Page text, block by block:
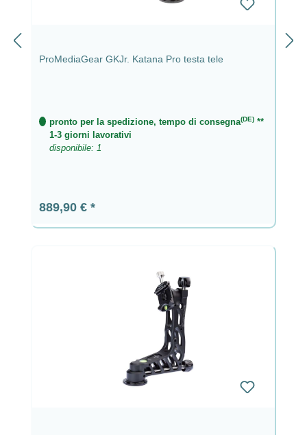
ProMediaGear GKJr. Katana Pro testa tele
pronto per la spedizione, tempo di consegna(DE) **
1-3 giorni lavorativi
disponibile: 1
Prezzo normale:
889,90 €